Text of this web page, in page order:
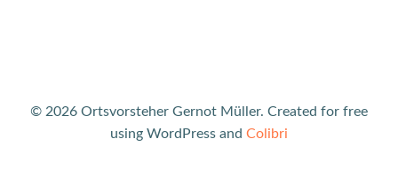
© 2026 Ortsvorsteher Gernot Müller. Created for free
using WordPress and Colibri